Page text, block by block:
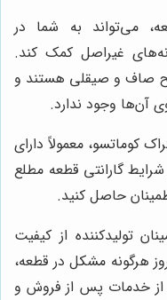
می‌تواند به شما در
غیراصل کمک کند.
صاف و صیقلی هستند و
آن‌ها وجود ندارد.
کوماتسو، معمولاً دارای
گارانتی قطعه مطلع
حاصل کنید.
تولیدکننده از کیفیت
هرگونه مشکل در قطعه،
از خدمات پس از فروش و